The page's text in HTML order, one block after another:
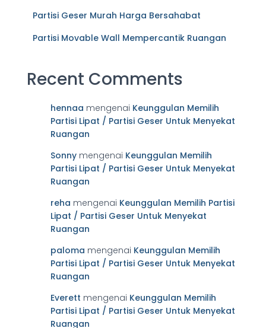
Partisi Geser Murah Harga Bersahabat
Partisi Movable Wall Mempercantik Ruangan
Recent Comments
hennaa mengenai Keunggulan Memilih
Partisi Lipat / Partisi Geser Untuk Menyekat
Ruangan
Sonny mengenai Keunggulan Memilih
Partisi Lipat / Partisi Geser Untuk Menyekat
Ruangan
reha mengenai Keunggulan Memilih Partisi
Lipat / Partisi Geser Untuk Menyekat
Ruangan
paloma mengenai Keunggulan Memilih
Partisi Lipat / Partisi Geser Untuk Menyekat
Ruangan
Everett mengenai Keunggulan Memilih
Partisi Lipat / Partisi Geser Untuk Menyekat
Ruangan